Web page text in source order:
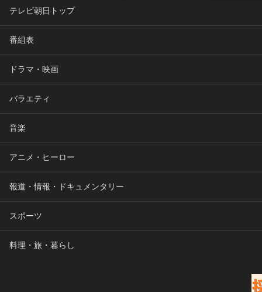
テレビ朝日トップ
番組表
ドラマ・映画
バラエティ
音楽
アニメ・ヒーロー
報道・情報・ドキュメンタリー
スポーツ
料理・旅・暮らし